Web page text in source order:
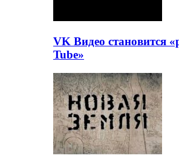
VK Видео становится
Tube»